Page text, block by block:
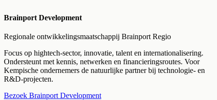
Brainport Development
Regionale ontwikkelingsmaatschappij Brainport Regio
Focus op hightech-sector, innovatie, talent en internationalisering.
Ondersteunt met kennis, netwerken en financieringsroutes. Voor
Kempische ondernemers de natuurlijke partner bij technologie- en
R&D-projecten.
Bezoek Brainport Development